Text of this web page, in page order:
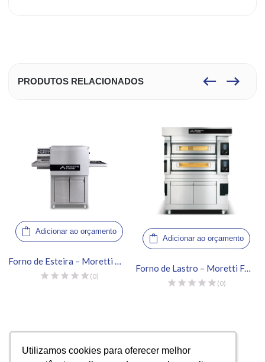
Utilizamos cookies para oferecer melhor
Utilizamos cookies para oferecer melhor
PRODUTOS RELACIONADOS
Adicionar ao orçamento
Forno de Esteira – Moretti Forni, Serie T64
(0)
Adicionar ao orçamento
Forno de Lastro – Moretti Forni, Serie S 105E
(0)
VISTO RECENTEMENTE